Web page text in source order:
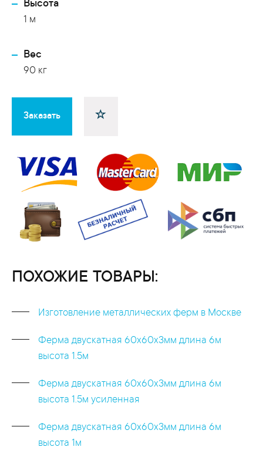
Высота
1 м
Вес
90 кг
Заказать
ПОХОЖИЕ ТОВАРЫ:
Изготовление металлических ферм в Москве
Ферма двускатная 60x60x3мм длина 6м
высота 1.5м
Ферма двускатная 60x60x3мм длина 6м
высота 1.5м усиленная
Ферма двускатная 60x60x3мм длина 6м
высота 1м